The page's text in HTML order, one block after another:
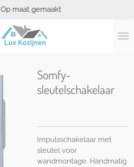
Op maat gemaakt
Somfy-
sleutelschakelaar
Impulsschakelaar met
sleutel voor
wandmontage. Handmatig